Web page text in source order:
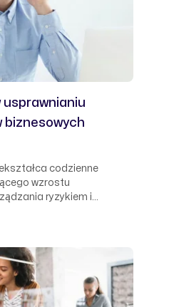
usprawnianiu
biznesowych
codzienne
wzrostu
ryzykiem i